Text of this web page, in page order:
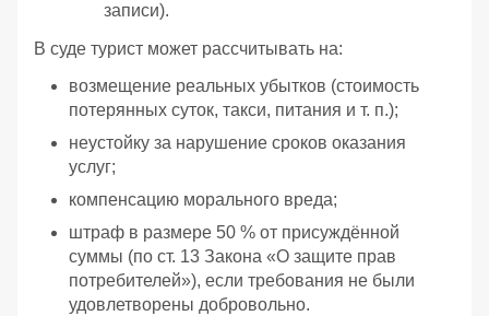
записи).
В суде турист может рассчитывать на:
возмещение реальных убытков (стоимость
потерянных суток, такси, питания и т. п.);
неустойку за нарушение сроков оказания
услуг;
компенсацию морального вреда;
штраф в размере 50 % от присуждённой
суммы (по ст. 13 Закона «О защите прав
потребителей»), если требования не были
удовлетворены добровольно.